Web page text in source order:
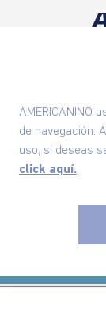
AMERICANINO
de navegación.
uso, si deseas
click aquí.
las
Nuestra Marca